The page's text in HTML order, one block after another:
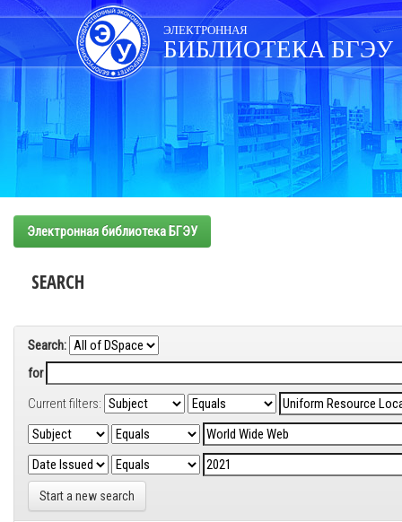
Skip
navigation
ЭЛЕКТРОННАЯ
БИБЛИОТЕКА БГЭУ
Электронная библиотека БГЭУ
SEARCH
Search:
for
Current filters:
Start a new search